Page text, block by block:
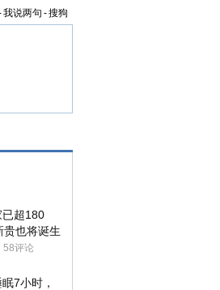
我说两句 -搜狗
超180
贵也将诞生
58评论
7小时，